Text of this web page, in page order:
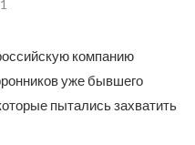
компанию
уже бывшего
пытались захватить